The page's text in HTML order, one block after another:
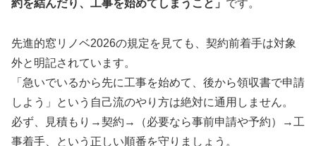
約を結んだり、工事を始めてしまうこと」 です。
先進的窓リノベ2026の規定を見ても、契約前着手は対象
外と明記されています。
「急いでいるから先に工事を始めて、後から領収書で申請
しよう」という自己流のやり方は絶対に通用しません。
必ず、見積もり→契約→（必要なら事前申請や予約）→工
事着手、という正しい順番を守りましょう。